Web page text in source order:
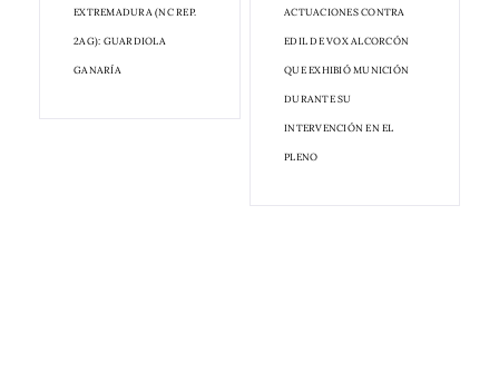
EXTREMADURA (NC REP.
2AG): GUARDIOLA
GANARÍA
ACTUACIONES CONTRA
EDIL DE VOX ALCORCÓN
QUE EXHIBIÓ MUNICIÓN
DURANTE SU
INTERVENCIÓN EN EL
PLENO